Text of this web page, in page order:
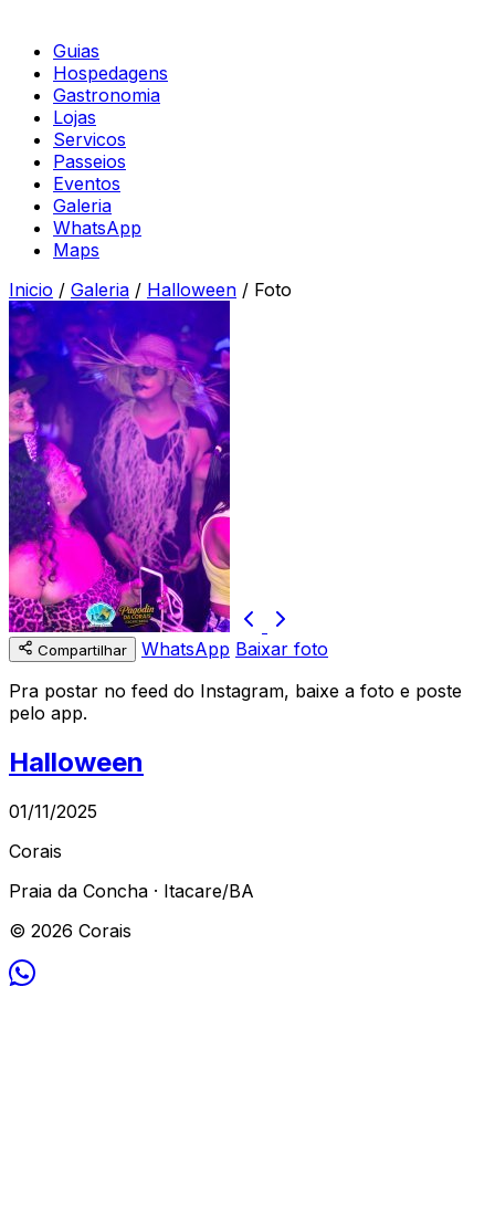
Guias
Hospedagens
Gastronomia
Lojas
Servicos
Passeios
Eventos
Galeria
WhatsApp
Maps
Inicio / Galeria / Halloween / Foto
Compartilhar WhatsApp Baixar foto
Pra postar no feed do Instagram, baixe a foto e poste
pelo app.
Halloween
01/11/2025
Corais
Praia da Concha · Itacare/BA
© 2026 Corais